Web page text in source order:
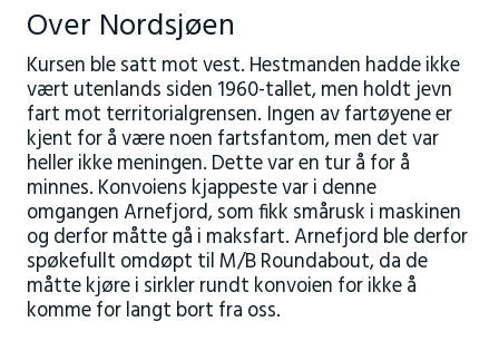
Over Nordsjøen
Kursen ble satt mot vest. Hestmanden hadde ikke
vært utenlands siden 1960-tallet, men holdt jevn
fart mot territorialgrensen. Ingen av fartøyene er
kjent for å være noen fartsfantom, men det var
heller ikke meningen. Dette var en tur å for å
minnes. Konvoiens kjappeste var i denne
omgangen Arnefjord, som fikk smårusk i maskinen
og derfor måtte gå i maksfart. Arnefjord ble derfor
spøkefullt omdøpt til M/B Roundabout, da de
måtte kjøre i sirkler rundt konvoien for ikke å
komme for langt bort fra oss.